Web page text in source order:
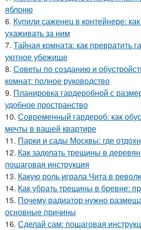
яблоню
6. Купили саженец в контейнере:
ухаживать за ним
7. Тайная комната: как превратить
уютное убежище
8. Советы по созданию и
комнат: полное руководство
9. Планировка гардеробной с
удобное пространство
10. Современный гардероб: как
мечты в вашей квартире
11. Парки и сады Москвы: где
12. Как заделать трещины в
пошаговая инструкция
13. Какую роль играла Чита в
14. Как убрать трещины в бревне:
15. Почему радиатор нужно
основные причины
16. Сделай сам: пошаговая